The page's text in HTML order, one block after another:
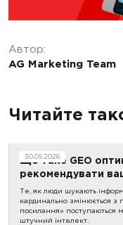
Автор:
AG Marketing Team
Читайте
30.05.2026
Що таке GEO
рекомендувати
Те, як люди шукають
кардинально змінюється з
посилання» поступаються
штучний інтелект.